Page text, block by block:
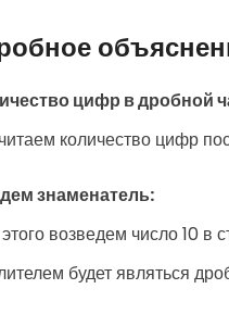
цифр в дробной
количество цифр
знаменатель:
возведем число 10 в
будет являться